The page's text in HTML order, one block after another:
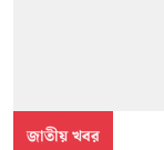
জাতীয় খবর